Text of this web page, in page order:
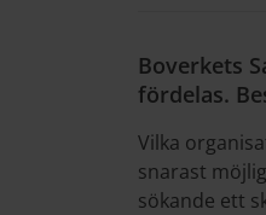
Boverkets
fördelas.
Vilka
snarast
sökande ett